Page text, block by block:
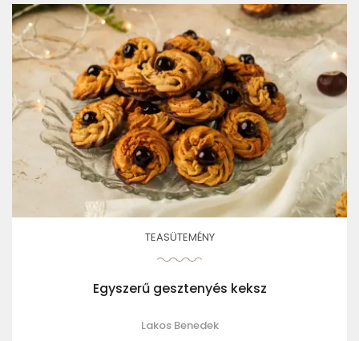
TEASÜTEMÉNY
Egyszerű gesztenyés keksz
Lakos Benedek